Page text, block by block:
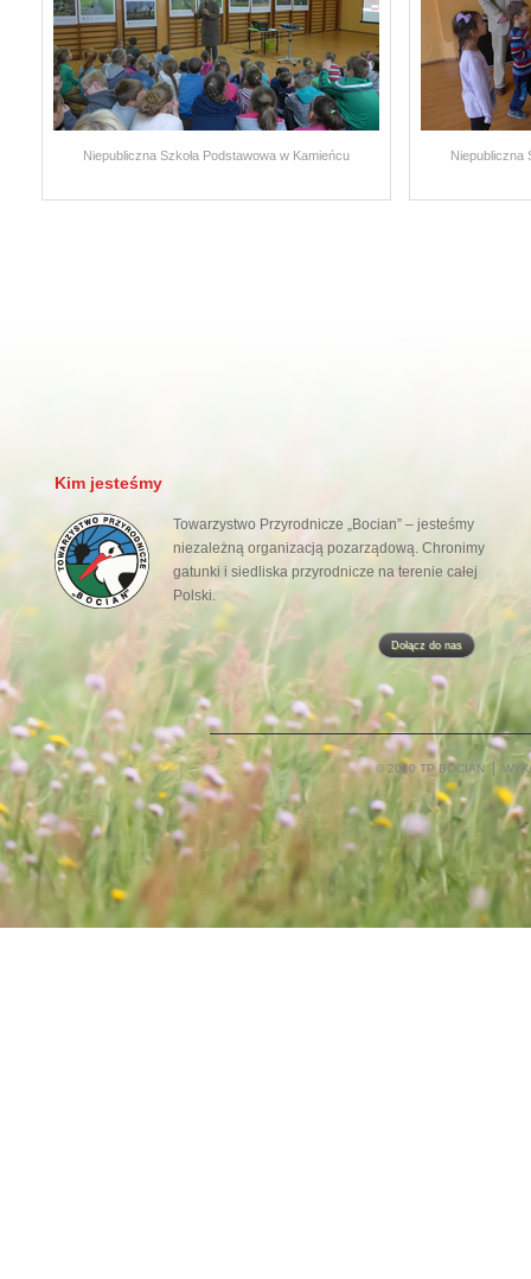
Niepubliczna Szkoła Podstawowa w Kamieńcu Niepubliczna
Kim jesteśmy
Towarzystwo Przyrodnicze „Bocian” – jesteśmy
niezależną organizacją pozarządową. Chronimy
gatunki i siedliska przyrodnicze na terenie całej
Polski.
Dołącz do nas
© 2010 TP BOCIAN